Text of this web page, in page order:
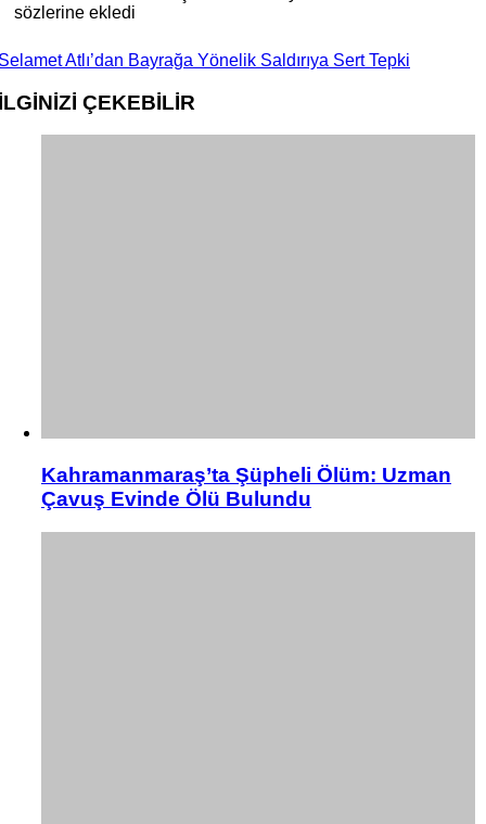
sözlerine ekledi
Atlı’dan Bayrağa Yönelik Saldırıya Sert Tepki
ÇEKEBİLİR
Kahramanmaraş’ta Şüpheli Ölüm: Uzman
Çavuş Evinde Ölü Bulundu